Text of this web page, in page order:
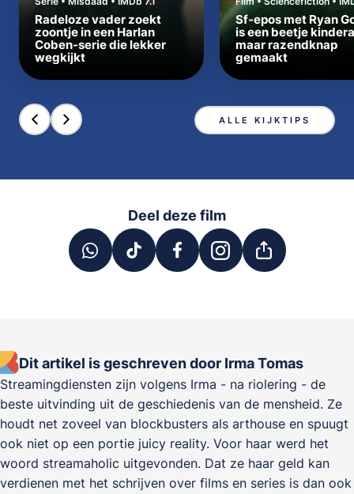
Radeloze vader zoekt
zoontje in een Harlan
Coben-serie die lekker
wegkijkt
Sf-epos met Ryan
is een beetje
maar razendknap
gemaakt
ALLE KIJKTIPS
Deel deze film
Dit artikel is geschreven door Irma Tomas
Streamingdiensten zijn volgens Irma - na riolering - de
beste uitvinding uit de geschiedenis van de mensheid. Ze
houdt net zoveel van blockbusters als arthouse en spuugt
ook niet op een portie juicy reality. Voor haar werd het
woord streamaholic uitgevonden. Dat ze haar geld kan
verdienen met het schrijven over films en series is dan ook